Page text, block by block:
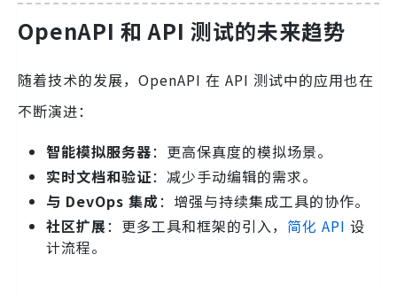
OpenAPI 和 API 测试的未来趋势
随着技术的发展，OpenAPI 在 API 测试中的应用也在
不断演进：
智能模拟服务器：更高保真度的模拟场景。
实时文档和验证：减少手动编辑的需求。
与 DevOps 集成：增强与持续集成工具的协作。
社区扩展：更多工具和框架的引入， 简化 API 设
计流程。